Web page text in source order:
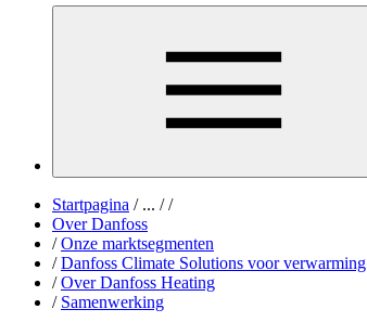
Startpagina /... / /
Over Danfoss
/ Onze marktsegmenten
/ Danfoss Climate Solutions voor verwarming
/ Over Danfoss Heating
/ Samenwerking